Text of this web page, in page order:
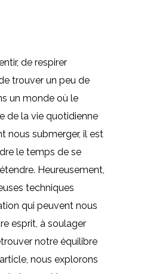
de respirer
trouver un peu de
un monde où le
de la vie quotidienne
nous submerger, il est
le temps de se
Heureusement,
techniques
qui peuvent nous
esprit, à soulager
notre équilibre
nous explorons